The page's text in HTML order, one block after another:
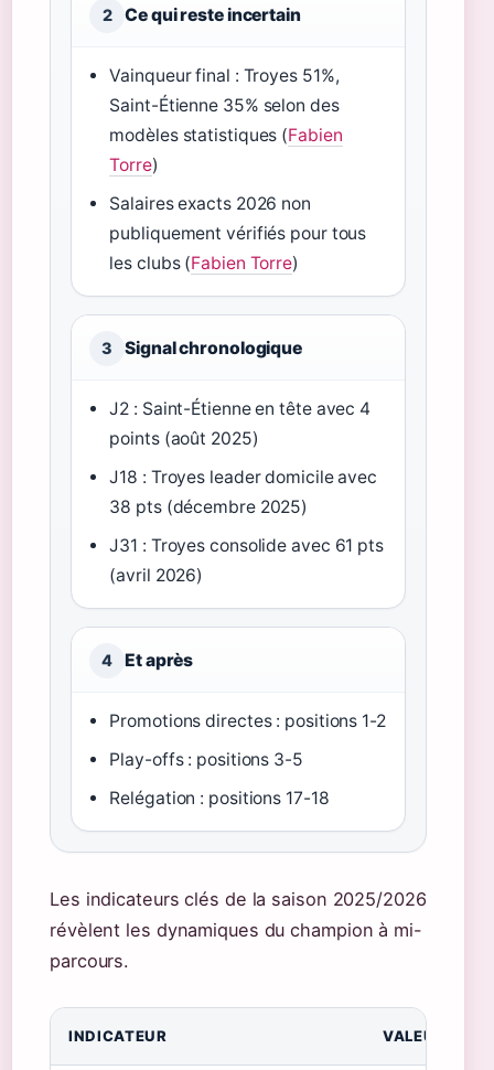
2 Ce qui reste incertain
Vainqueur final : Troyes 51%,
Saint-Étienne 35% selon des
modèles statistiques (Fabien
Torre)
Salaires exacts 2026 non
publiquement vérifiés pour tous
les clubs (Fabien Torre)
3 Signal chronologique
J2 : Saint-Étienne en tête avec 4
points (août 2025)
J18 : Troyes leader domicile avec
38 pts (décembre 2025)
J31 : Troyes consolide avec 61 pts
(avril 2026)
4 Et après
Promotions directes : positions 1-2
Play-offs : positions 3-5
Relégation : positions 17-18
Les indicateurs clés de la saison 2025/2026
révèlent les dynamiques du champion à mi-
parcours.
INDICATEUR VALEUR